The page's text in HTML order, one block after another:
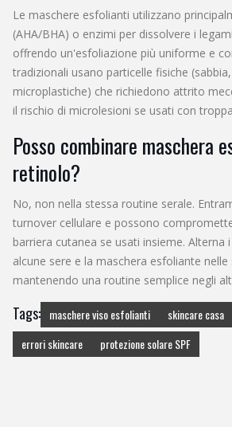
Le maschere esfolianti utilizzano
(AHA/BHA) o enzimi per dissolvere i
offrendo un'esfoliazione più uniforme e
tradizionali usano particelle fisiche
microplastiche) che richiedono attrito
il rischio di microlesioni se usati con
Posso combinare maschera
retinolo?
No, non nella stessa routine serale.
turnover cellulare e possono
barriera cutanea se usati insieme. Alterna
alcune sere e la maschera esfoliante
mantenendo una routine semplice negli
Tags: maschere viso esfolianti skincare casa
errori skincare
protezione solare SPF